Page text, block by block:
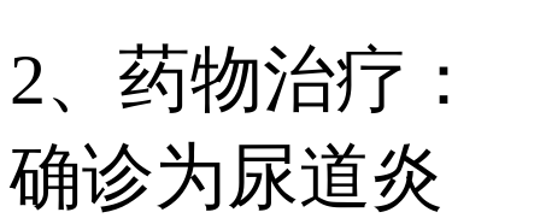
2、药物治疗：
确诊为尿道炎